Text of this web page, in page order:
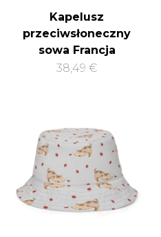
Kapelusz
przeciwsłoneczny
sowa Francja
38,49 €